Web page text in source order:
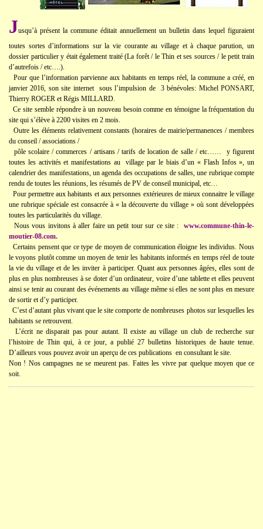
Jusqu’à présent la commune éditait annuellement un bulletin dans lequel figuraient
toutes sortes d’informations sur la vie courante au village et à chaque parution, un
dossier particulier y était également traité (La forêt / le Thin et ses sources / le petit train
d’autrefois / etc….).
Pour que l’information parvienne aux habitants en temps réel, la commune a créé, en
janvier 2016, son site internet sous l’impulsion de 3 bénévoles: Michel PONSART,
Thierry ROGER et Régis MILLARD.
Ce site semble répondre à un nouveau besoin comme en témoigne la fréquentation du
site qui s’élève à 2200 visites en 2 mois.
Outre les éléments relativement constants (horaires de mairie/permanences / membres
du conseil / associations /
pôle scolaire / commerces / artisans / tarifs de location de salle / etc…… y figurent
toutes les activités et manifestations au village par le biais d’un « Flash Infos », un
calendrier des manifestations, un agenda des occupations de salles, une rubrique compte
rendu de toutes les réunions, les résumés de PV de conseil municipal, etc…
Pour permettre aux habitants et aux personnes extérieures de mieux connaitre le village
une rubrique spéciale est consacrée à « la découverte du village » où sont développées
toutes les particularités du village.
Nous vous invitons à aller faire un petit tour sur ce site :
www.commune-thin-le-
moutier-08.com.
Certains pensent que ce type de moyen de communication éloigne les individus. Nous
le voyons plutôt comme un moyen de tenir les habitants informés en temps réel de toute
la vie du village et de les inviter à participer. Quant aux personnes âgées, elles sont de
plus en plus nombreuses à se doter d’un ordinateur, voire d’une tablette et elles peuvent
ainsi se tenir au courant des événements au village même si elles ne sont plus en mesure
de sortir et d’y participer.
C’est d’autant plus vivant que le site comporte de nombreuses photos sur lesquelles les
habitants se retrouvent.
L’écrit ne disparait pas pour autant. Il existe au village un club de recherche sur
l’histoire de Thin qui, à ce jour, a publié 27 bulletins historiques de haute tenue.
D’ailleurs vous pouvez avoir un aperçu de ces publications en consultant le site.
Non ! Nos campagnes ne se meurent pas. Faites les vivre par quelque moyen que ce
soit.